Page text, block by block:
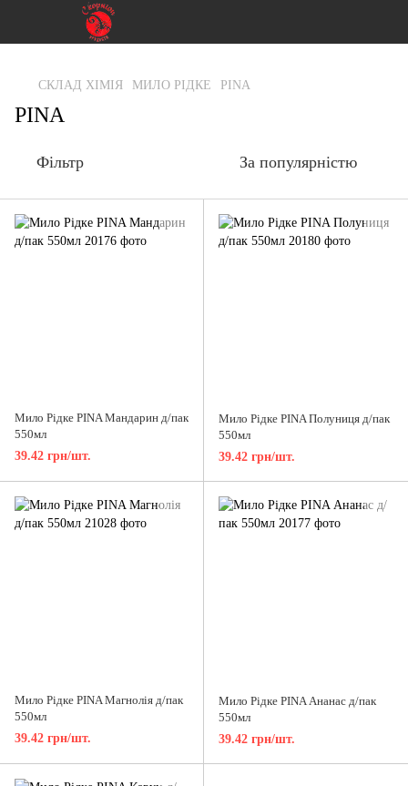
gtag('js', new Date()); gtag('config', 'G-RFXCKGNRF7');
СКЛАД ХІМІЯ МИЛО РІДКЕ PINA
PINA
Фільтр За популярністю
Мило Рідке PINA Мандарин д/пак
550мл
39.42 грн/шт.
Мило Рідке PINA Полуниця д/пак
550мл
39.42 грн/шт.
Мило Рідке PINA Магнолія д/пак
550мл
39.42 грн/шт.
Мило Рідке PINA Ананас д/пак
550мл
39.42 грн/шт.